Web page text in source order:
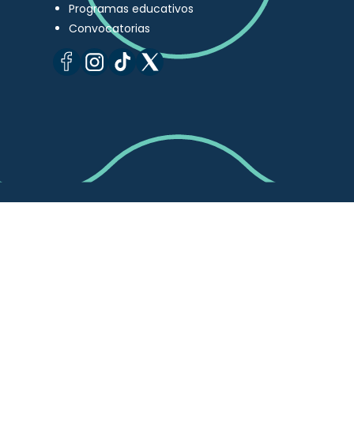
Programas educativos
Convocatorias